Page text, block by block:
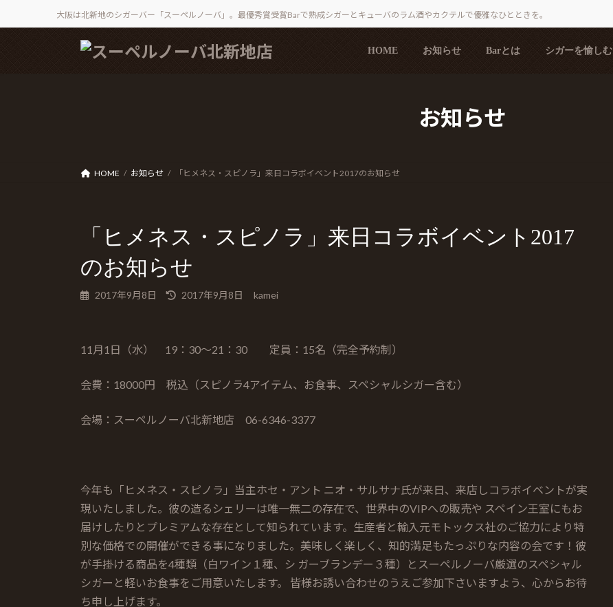
大阪は北新地のシガーバー「スーペルノーバ」。最優秀賞受賞Barで熟成シガーとキューバのラム酒やカクテルで優雅なひとときを。
HOME お知らせ Barとは シガーを愉しむ
お知らせ
HOME お知らせ 「ヒメネス・スピノラ」来日コラボイベント2017のお知らせ
「ヒメネス・スピノラ」来日コラボイベント2017
のお知らせ
2017年9月8日
最
日
2017年9月8日 kamei
11月1日（水） 19：30～21：30 定員：15名（完全予約制）
会費：18000円 税込（スピノラ4アイテム、お食事、スペシャルシガー含む）
会場：スーペルノーバ北新地店 06-6346-3377
今年も「ヒメネス・スピノラ」当主ホセ・アント ニオ・サルサナ氏が来日、来店しコラボイベントが実
現いたしました。彼の造るシェリーは唯一無二の存在で、世界中のVIPへの販売や スペイン王室にもお
届けしたりとプレミアムな存在として知られています。生産者と輸入元モトックス社のご協力により特
別な価格での開催ができる事になりました。美味しく楽しく、知的満足もたっぷりな内容の会です！彼
が手掛ける商品を4種類（白ワイン１種、シ ガーブランデー３種）とスーペルノーバ厳選のスペシャル
シガーと軽いお食事をご用意いたします。 皆様お誘い合わせのうえご参加下さいますよう、心からお待
ち申し上げます。